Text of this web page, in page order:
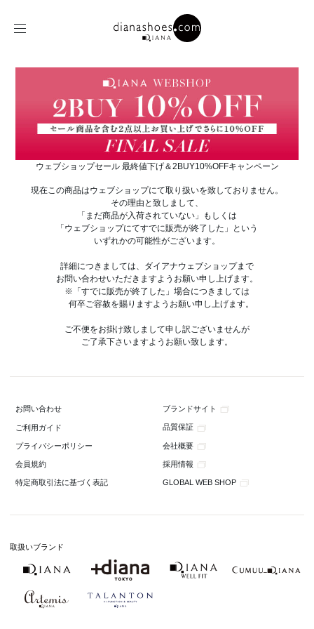
ウェブショップセール 最終値下げ＆2BUY10%OFFキャンペーン
現在この商品はウェブショップにて取り扱いを致しておりません。
その理由と致しまして、
「まだ商品が入荷されていない」もしくは
「ウェブショップにてすでに販売が終了した」という
いずれかの可能性がございます。
詳細につきましては、ダイアナウェブショップまで
お問い合わせいただきますようお願い申し上げます。
※「すでに販売が終了した」場合につきましては
何卒ご容赦を賜りますようお願い申し上げます。
ご不便をお掛け致しまして申し訳ございませんが
ご了承下さいますようお願い致します。
お問い合わせ ブランドサイト
ご利用ガイド 品質保証
プライバシーポリシー 会社概要
会員規約 採用情報
特定商取引法に基づく表記 GLOBAL WEB SHOP
取扱いブランド